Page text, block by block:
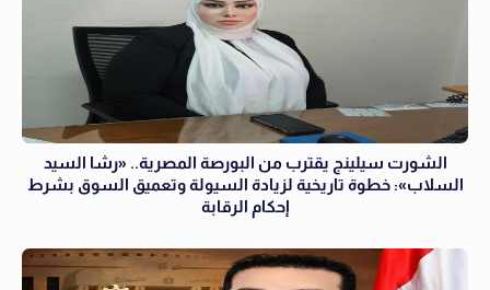
الشورت سيلينج يقترب من البورصة المصرية.. «رشا السيد
السلاب»: خطوة تاريخية لزيادة السيولة وتعميق السوق بشرط
إحكام الرقابة